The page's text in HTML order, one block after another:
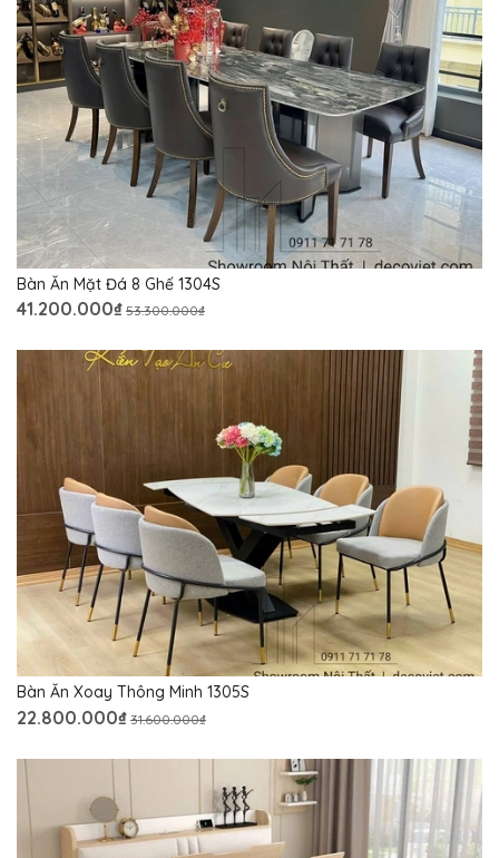
Bàn Ăn Mặt Đá 8 Ghế 1304S
41.200.000₫ 53.300.000₫
Bàn Ăn Xoay Thông Minh 1305S
22.800.000₫ 31.600.000₫